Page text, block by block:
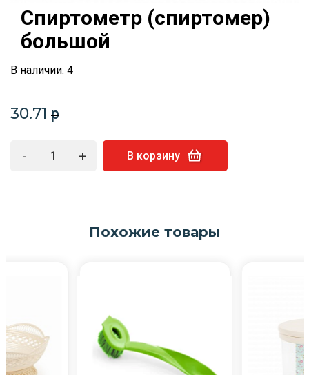
Спиртометр (спиртомер)
большой
В наличии: 4
30.71 p
- + В корзину
Похожие товары